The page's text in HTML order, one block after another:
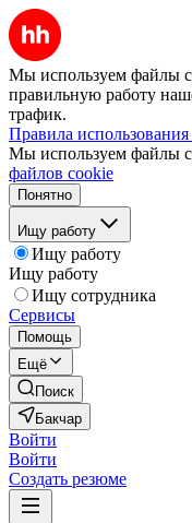
Мы используем файлы
правильную работу
трафик.
Правила
Мы используем файлы
файлов cookie
Понятно
Ищу работу
Ищу работу
Ищу работу
Ищу сотрудника
Сервисы
Помощь
Ещё
Поиск
Бакчар
Войти
Войти
Создать резюме